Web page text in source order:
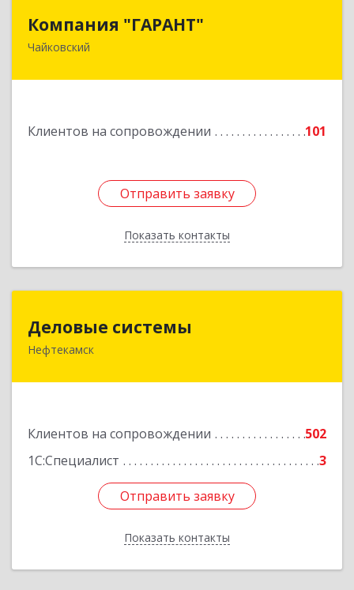
Компания "ГАРАНТ"
Чайковский
Клиентов на сопровождении 101
Отправить заявку
Показать контакты
617760, Пермский край, Чайковский г, Карла
Отправить заявку
Назад
Деловые системы
Нефтекамск
Клиентов на сопровождении
502
1С:Специалист
3
Отправить заявку
Показать контакты
452689, Башкортостан Респ, Нефтекамск г,
Отправить заявку
Назад